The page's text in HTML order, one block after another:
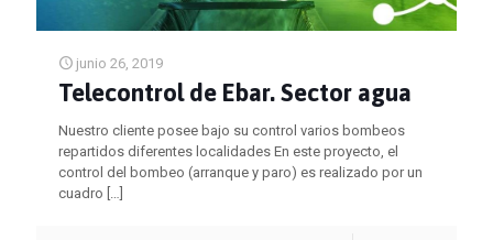
junio 26, 2019
Telecontrol de Ebar. Sector agua
Nuestro cliente posee bajo su control varios bombeos
repartidos diferentes localidades En este proyecto, el
control del bombeo (arranque y paro) es realizado por un
cuadro […]